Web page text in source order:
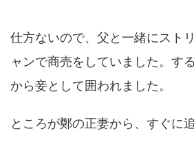
仕方ないので、父と一緒にスト
ャンで商売をしていました。す
から妾として囲われました。
ところが鄭の正妻から、すぐに